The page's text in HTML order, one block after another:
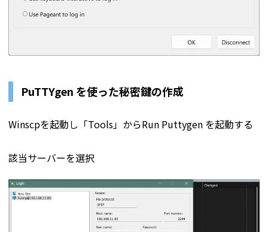
PuTTYgen を使った秘密鍵の作成
Winscpを起動し「Tools」からRun Puttygen を起動する
該当サーバーを選択